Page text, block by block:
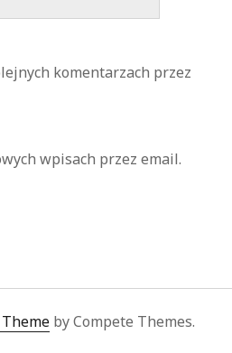
komentarzach przez
wpisach przez email.
by Compete Themes.